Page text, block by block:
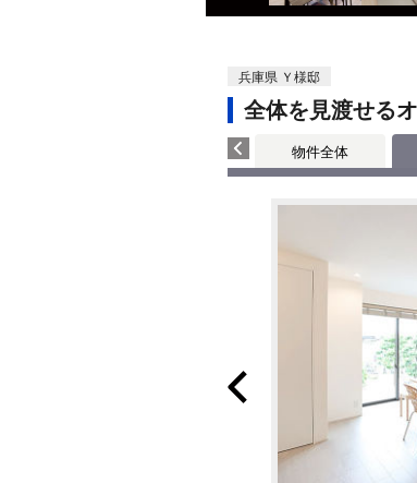
兵庫県 Ｙ様邸
全体を見渡せる
物件全体